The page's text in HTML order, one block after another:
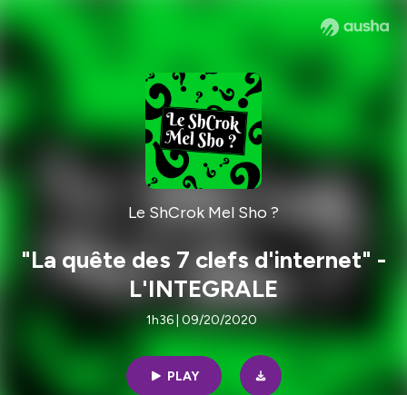
Le ShCrok Mel Sho ?
"La quête des 7 clefs d'internet" -
L'INTEGRALE
1h36 | 09/20/2020
PLAY